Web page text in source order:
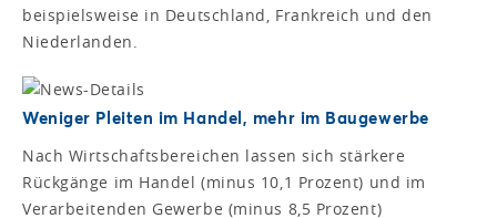
beispielsweise in Deutschland, Frankreich und den
Niederlanden.
Weniger Pleiten im Handel, mehr im Baugewerbe
Nach Wirtschaftsbereichen lassen sich stärkere
Rückgänge im Handel (minus 10,1 Prozent) und im
Verarbeitenden Gewerbe (minus 8,5 Prozent)